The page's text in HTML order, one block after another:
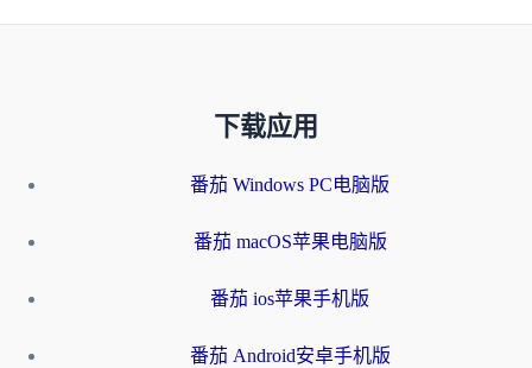
下载应用
番茄 Windows PC电脑版
番茄 macOS苹果电脑版
番茄 ios苹果手机版
番茄 Android安卓手机版